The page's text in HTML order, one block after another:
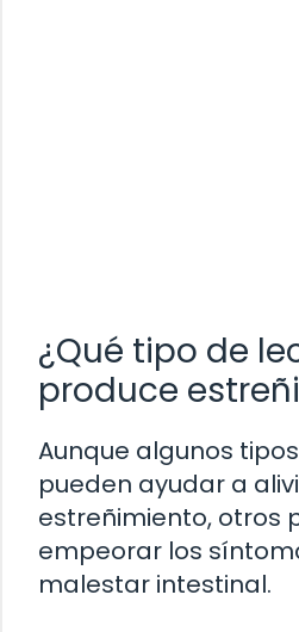
¿Qué tipo de
produce
Aunque algunos
pueden ayudar a
estreñimiento, otros
empeorar los
malestar intestinal.